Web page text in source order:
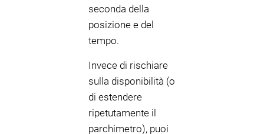
seconda della
posizione e del
tempo.
Invece di rischiare
sulla disponibilità (o
di estendere
ripetutamente il
parchimetro), puoi